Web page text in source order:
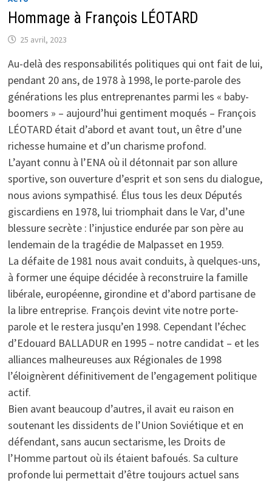
LE
GROUPE
D’UN
VISANT
À
SUPPRIMER
LA
RÉFORME
DES
Hommage à François LÉOTARD
25 avril, 2023
Au-delà des responsabilités politiques qui ont fait de lui,
pendant 20 ans, de 1978 à 1998, le porte-parole des
générations les plus entreprenantes parmi les « baby-
boomers » – aujourd’hui gentiment moqués – François
LÉOTARD était d’abord et avant tout, un être d’une
richesse humaine et d’un charisme profond.
L’ayant connu à l’ENA où il détonnait par son allure
sportive, son ouverture d’esprit et son sens du dialogue,
nous avions sympathisé. Élus tous les deux Députés
giscardiens en 1978, lui triomphait dans le Var, d’une
blessure secrète : l’injustice endurée par son père au
lendemain de la tragédie de Malpasset en 1959.
La défaite de 1981 nous avait conduits, à quelques-uns,
à former une équipe décidée à reconstruire la famille
libérale, européenne, girondine et d’abord partisane de
la libre entreprise. François devint vite notre porte-
parole et le restera jusqu’en 1998. Cependant l’échec
d’Edouard BALLADUR en 1995 – notre candidat – et les
alliances malheureuses aux Régionales de 1998
l’éloignèrent définitivement de l’engagement politique
actif.
Bien avant beaucoup d’autres, il avait eu raison en
soutenant les dissidents de l’Union Soviétique et en
défendant, sans aucun sectarisme, les Droits de
l’Homme partout où ils étaient bafoués. Sa culture
profonde lui permettait d’être toujours actuel sans